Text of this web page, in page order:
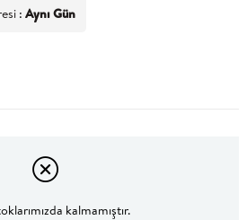
: Aynı Gün
kalmamıştır.